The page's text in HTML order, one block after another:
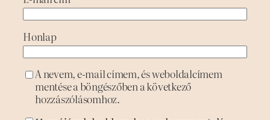
Honlap
A nevem, e-mail címem, és weboldalcímem
mentése a böngészőben a következő
hozzászólásomhoz.